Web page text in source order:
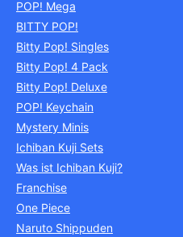
POP! Mega
BITTY POP!
Bitty Pop! Singles
Bitty Pop! 4 Pack
Bitty Pop! Deluxe
POP! Keychain
Mystery Minis
Ichiban Kuji Sets
Was ist Ichiban Kuji?
Franchise
One Piece
Naruto Shippuden